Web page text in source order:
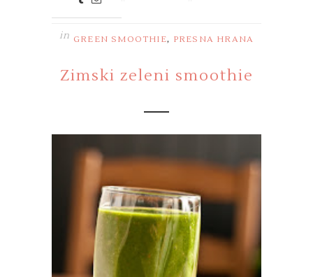
in GREEN SMOOTHIE, PRESNA HRANA
Zimski zeleni smoothie